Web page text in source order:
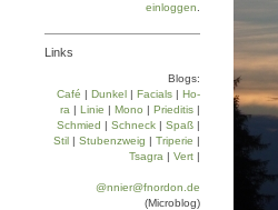
einloggen
Links
Blogs:
Café | Dun­kel | Facials | Ho­
ra | Linie | Mo­no | Prie­di­tis |
Schmied | Schneck | Spaß |
Stil | Stu­ben­zweig | Tri­pe­rie |
Tsa­gra | Vert |
@nnier@fnordon.de
(Microblog)